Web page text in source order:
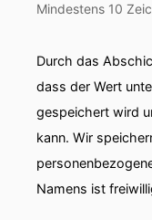
Mindestens 10
Durch das
dass der Wert
gespeichert wird
kann. Wir
Namens ist